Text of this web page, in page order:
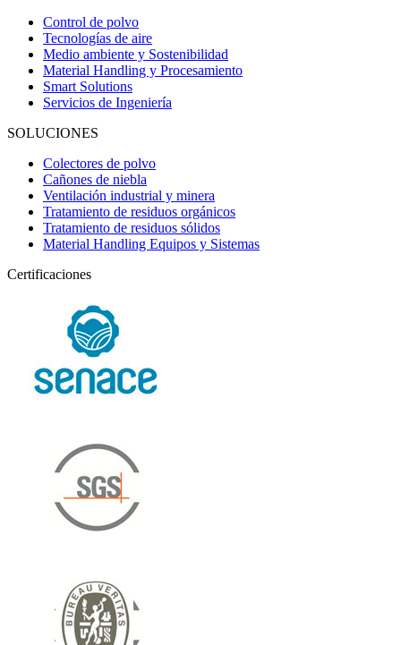
Control de polvo
Tecnologías de aire
Medio ambiente y Sostenibilidad
Material Handling y Procesamiento
Smart Solutions
Servicios de Ingeniería
SOLUCIONES
Colectores de polvo
Cañones de niebla
Ventilación industrial y minera
Tratamiento de residuos orgánicos
Tratamiento de residuos sólidos
Material Handling Equipos y Sistemas
Certificaciones